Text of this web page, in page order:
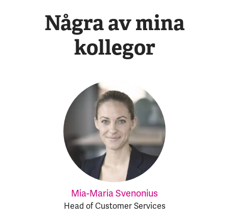
Några av mina
kollegor
Mia-Maria Svenonius
Head of Customer Services